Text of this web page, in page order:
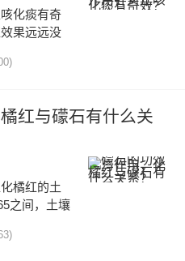
化痰有奇
果远远没
效与作用
料推测，
红与礞石有什么关
橘红的土
之间，土壤
石、Mn、
淋溶作用